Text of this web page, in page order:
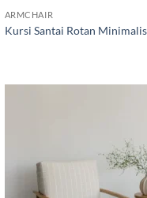
ARMCHAIR
Kursi Santai Rotan